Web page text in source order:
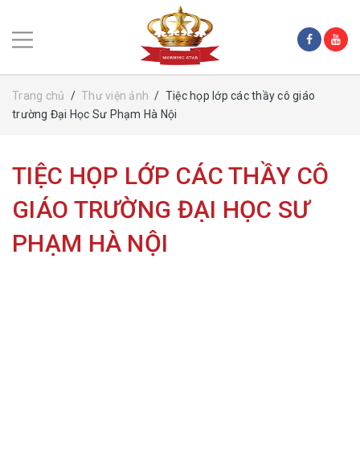
Trang chủ / Thư viện ảnh / Tiệc họp lớp các thầy cô giáo
trường Đại Học Sư Phạm Hà Nội
TIỆC HỌP LỚP CÁC THẦY CÔ
GIÁO TRƯỜNG ĐẠI HỌC SƯ
PHẠM HÀ NỘI